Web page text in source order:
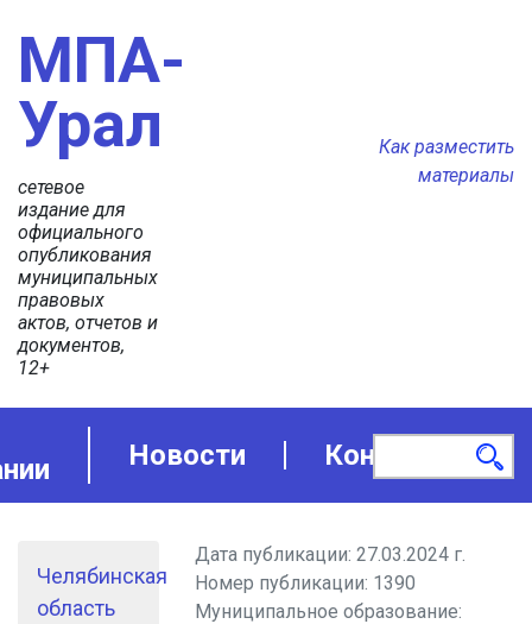
МПА-
Урал
сетевое
издание для
официального
опубликования
муниципальных
правовых
актов, отчетов и
документов,
12+
Как разместить
материалы
Новости Контакты
Челябинская
область
Дата публикации:27.03.2024 г.
Номер публикации: 1390
Муниципальное образование: